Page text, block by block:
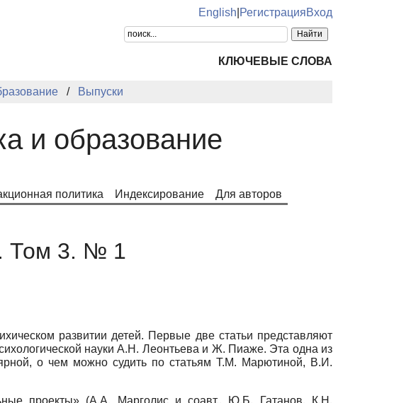
English РегистрацияВход
КЛЮЧЕВЫЕ СЛОВА
Выпуски
и образование
политика Индексирование
Для авторов
Том 3. № 1
развитии детей. Первые две статьи представляют
науки А.Н. Леонтьева и Ж. Пиаже. Эта одна из
о чем можно судить по статьям Т.М. Марютиной, В.И.